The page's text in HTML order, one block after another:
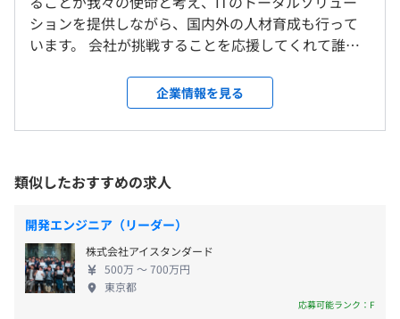
＜雇入時＞
大阪本社、および自宅
＜変更範囲＞
会社の定める場所（テレワークを行う場所を含む）
受動喫煙防止措置に関する事項
Osaka Metro 御堂筋線 心斎橋駅 徒歩3分
Osaka Metro 四つ橋線 四ツ橋駅 徒歩6分
（※想定年収は年収提示額を保証するものではありません）
9:00～18:00 （所定労働時間：8時間0分）
平均残業時間：9.6時間／月
完全週休2日制（休日は会社カレンダーによる）
年間有給休暇10日～40日（下限日数は、入社半年経過後
の付与日数となります）
ションを提供しながら、国内外の人材育成も行って
います。 会社が挑戦することを応援してくれて誰も
拠点や社員数も増え続け成長を続けています！ <IT関
連業を多彩に展開。トータルソリューションで創る
新たな未来> 当社はコンサルティング・開発・システ
提供するIT事業をメインに、機電事業、海外企画事
業、キャルITカレッジと多彩な事業を展開していま
す。 各種OSやプログラム言語、データーベース、イ
ンフラ関連、クラウド関連といった事業フィールド
の課題も、専門エンジニアの技術力によって解決。
海外の優秀なエンジニアを育成したり、国内での求
職者の支援訓練校を運営したりと、多岐に渡る事業
企業情報を見る
類似したおすすめの求人
開発エンジニア（リーダー）
株式会社アイスタンダード
500万 〜 700万円
東京都
応募可能ランク：F